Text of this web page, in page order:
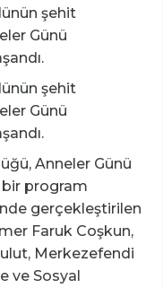
şehit
Günü
şehit
Günü
Anneler Günü
bir program
gerçekleştirilen
Faruk Coşkun,
Merkezefendi
ve Sosyal